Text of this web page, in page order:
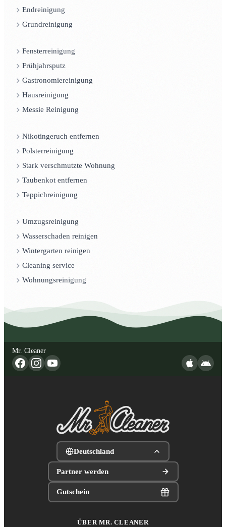
Endreinigung
Grundreinigung
Fensterreinigung
Frühjahrsputz
Gastronomiereinigung
Hausreinigung
Messie Reinigung
Nikotingeruch entfernen
Polsterreinigung
Stark verschmutzte Wohnung
Taubenkot entfernen
Teppichreinigung
Umzugsreinigung
Wasserschaden reinigen
Wintergarten reinigen
Cleaning service
Wohnungsreinigung
Mr. Cleaner
Deutschland
Partner werden
Gutschein
ÜBER MR. CLEANER